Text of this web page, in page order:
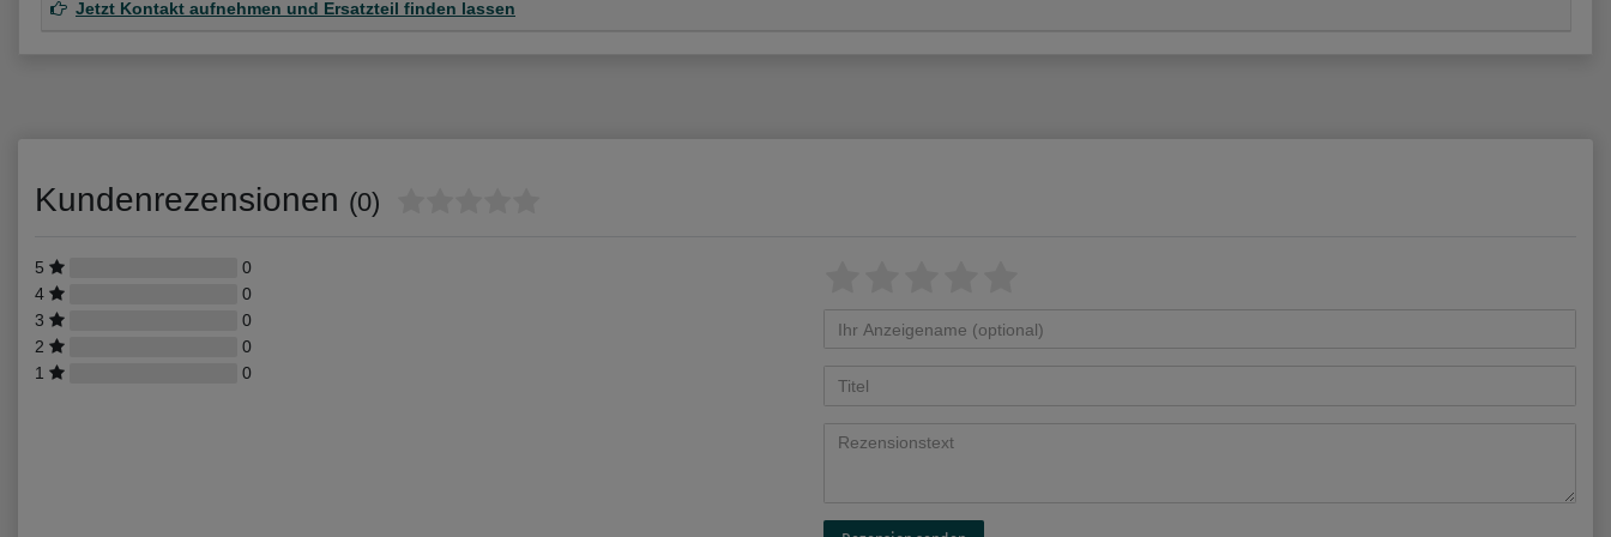
Jetzt Kontakt aufnehmen und Ersatzteil finden lassen
Kundenrezensionen (0)
5
0
4
0
3
0
2
0
1
0